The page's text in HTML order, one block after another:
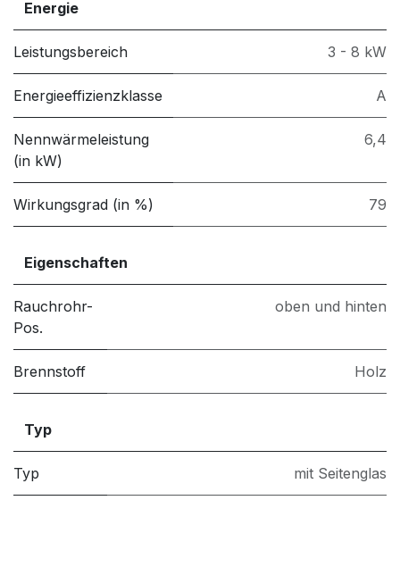
Energie
Leistungsbereich 3 - 8 kW
Energieeffizienzklasse A
Nennwärmeleistung
(in kW)
6,4
Wirkungsgrad (in %) 79
Eigenschaften
Rauchrohr-
Pos.
oben und hinten
Brennstoff Holz
Typ
Typ mit Seitenglas